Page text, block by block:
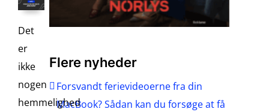
Det
er
ikke
nogen
hemmelighed
Flere nyheder
Forsvandt ferievideoerne fra din
MacBook? Sådan kan du forsøge at få